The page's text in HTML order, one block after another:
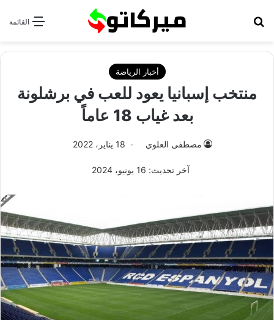
القائمة
أخبار الرياضة
منتخب إسبانيا يعود للعب في برشلونة
بعد غياب 18 عاماً
مصطفى العلوي 18 يناير، 2022
آخر تحديث: 16 يونيو، 2024